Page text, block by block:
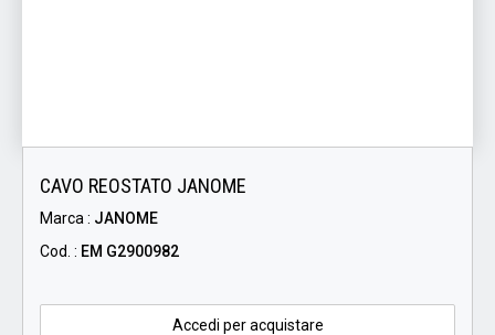
CAVO REOSTATO JANOME
Marca : JANOME
Cod. : EM G2900982
Accedi per acquistare